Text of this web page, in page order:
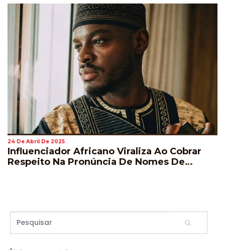
24 De Abril De 2025
Influenciador Africano Viraliza Ao Cobrar
Respeito Na Pronúncia De Nomes De